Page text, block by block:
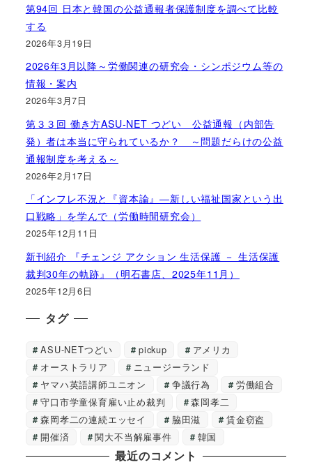
第94回 日本と韓国の公益通報者保護制度を調べて比較
する
2026年3月19日
2026年3月以降～労働関連の研究会・シンポジウム等の
情報・案内
2026年3月7日
第３３回 働き方ASU-NET つどい 公益通報（内部告
発）者は本当に守られているか？ ～問題だらけの公益
通報制度を考える～
2026年2月17日
「インフレ不況と『資本論』―新しい福祉国家という出
口戦略」を学んで（労働時間研究会）
2025年12月11日
新刊紹介 『チェンジ アクション 生活保護 － 生活保護
裁判30年の軌跡』（明石書店、2025年11月）
2025年12月6日
タグ
ASU-NETつどい pickup
アメリカ
オーストラリア
ニュージーランド
ヤマハ英語講師ユニオン
争議行為
労働組合
守口市学童保育雇い止め裁判
森岡孝二
森岡孝二の連続エッセイ
脇田滋
賃金窃盗
開催済
関大不当解雇事件 韓国
最近のコメント